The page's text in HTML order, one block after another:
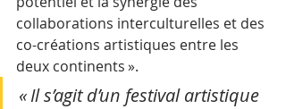
collaborations interculturelles et des
co-créations artistiques entre les
deux continents ».
« Il s’agit d’un festival artistique